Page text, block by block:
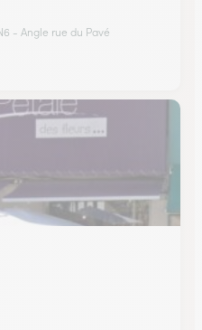
- Angle rue du Pavé